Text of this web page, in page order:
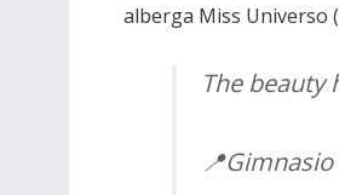
alberga Miss Universo
The beauty